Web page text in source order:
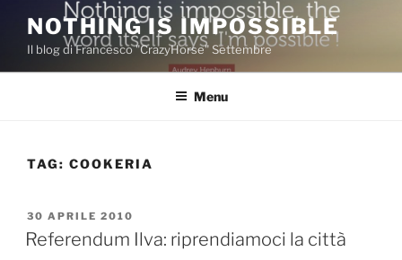
contenuto
NOTHING IS IMPOSSIBLE
Il blog di Francesco "CrazyHorse" Settembre
Menu
TAG: COOKERIA
PUBBLICATO
IL
30 APRILE 2010
Referendum Ilva: riprendiamoci la città